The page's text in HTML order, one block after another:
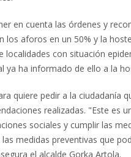
en cuenta las órdenes y
los aforos en un 50% y la
localidades con situación
ya ha informado de ello a la
quiere pedir a la
realizadas. "Este es
sociales y cumplir las
medidas preventivas que
el alcalde Gorka Artola.